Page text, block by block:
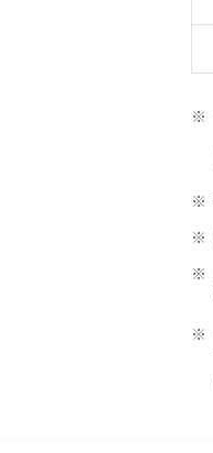
※
※
※
※
※